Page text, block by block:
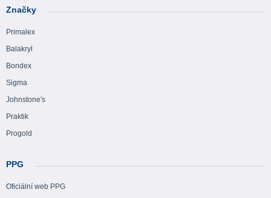
Značky
Primalex
Balakryl
Bondex
Sigma
Johnstone's
Praktik
Progold
PPG
Oficiální web PPG